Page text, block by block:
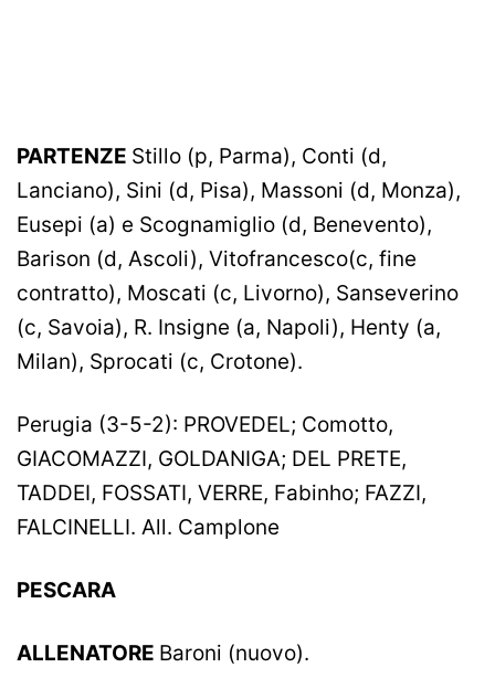
PARTENZE Stillo (p, Parma), Conti (d,
Lanciano), Sini (d, Pisa), Massoni (d, Monza),
Eusepi (a) e Scognamiglio (d, Benevento),
Barison (d, Ascoli), Vitofrancesco(c, fine
contratto), Moscati (c, Livorno), Sanseverino
(c, Savoia), R. Insigne (a, Napoli), Henty (a,
Milan), Sprocati (c, Crotone).
Perugia (3-5-2): PROVEDEL; Comotto,
GIACOMAZZI, GOLDANIGA; DEL PRETE,
TADDEI, FOSSATI, VERRE, Fabinho; FAZZI,
FALCINELLI. All. Camplone
PESCARA
ALLENATORE Baroni (nuovo).